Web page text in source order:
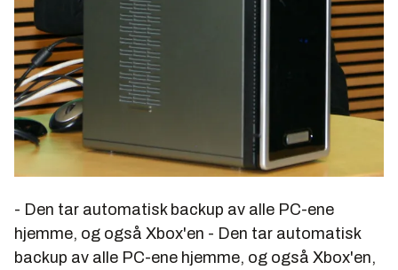
- Den tar automatisk backup av alle PC-ene
hjemme, og også Xbox'en - Den tar automatisk
backup av alle PC-ene hjemme, og også Xbox'en,